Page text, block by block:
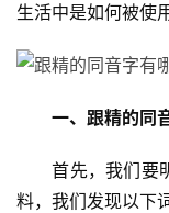
生活中是如何被使
一、跟精的同
首先，我们要明
料，我们发现以下